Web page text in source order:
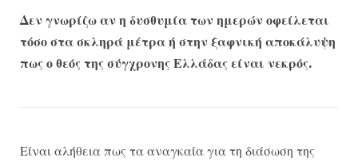
Δεν γνωρίζω αν η δυσθυμία των ημερών οφείλεται
τόσο στα σκληρά μέτρα ή στην ξαφνική αποκάλυψη
πως ο θεός της σύγχρονης Ελλάδας είναι νεκρός.
Είναι αλήθεια πως τα αναγκαία για τη διάσωση της